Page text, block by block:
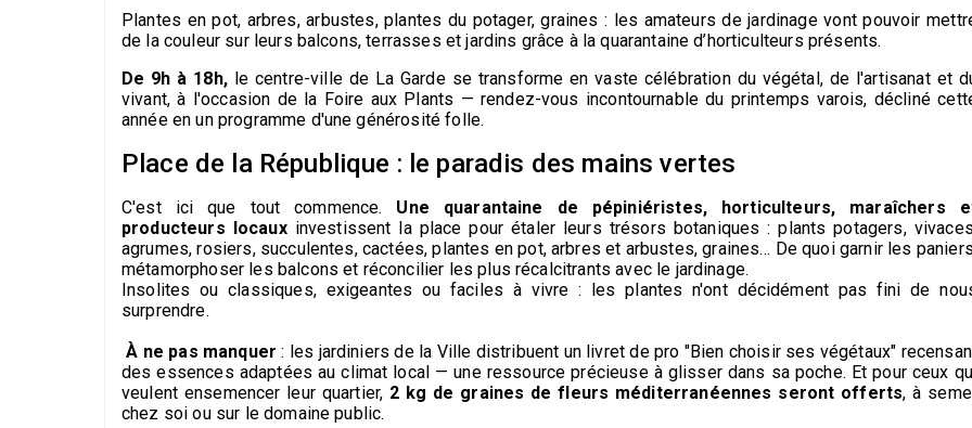
Plantes en pot, arbres, arbustes, plantes du potager, graines : les amateurs de jardinage vont pouvoir
de la couleur sur leurs balcons, terrasses et jardins grâce à la quarantaine d’horticulteurs présents.
De 9h à 18h,le centre-ville de La Garde se transforme en vaste célébration du végétal, de l'artisanat et
vivant, à l'occasion de la Foire aux Plants — rendez-vous incontournable du printemps varois, décliné
année en un programme d'une générosité folle.
Place de la République : le paradis des mains vertes
C'est ici que tout commence. Une quarantaine de pépiniéristes, horticulteurs, maraîchers
producteurs locauxinvestissent la place pour étaler leurs trésors botaniques : plants potagers,
agrumes, rosiers, succulentes, cactées, plantes en pot, arbres et arbustes, graines… De quoi garnir les
métamorphoser les balcons et réconcilier les plus récalcitrants avec le jardinage.
Insolites ou classiques, exigeantes ou faciles à vivre : les plantes n'ont décidément pas fini de
surprendre.
À ne pas manquer : les jardiniers de la Ville distribuent un livret de pro "Bien choisir ses végétaux"
des essences adaptées au climat local — une ressource précieuse à glisser dans sa poche. Et pour ceux
veulent ensemencer leur quartier, 2 kg de graines de fleurs méditerranéennes seront offerts, à
chez soi ou sur le domaine public.